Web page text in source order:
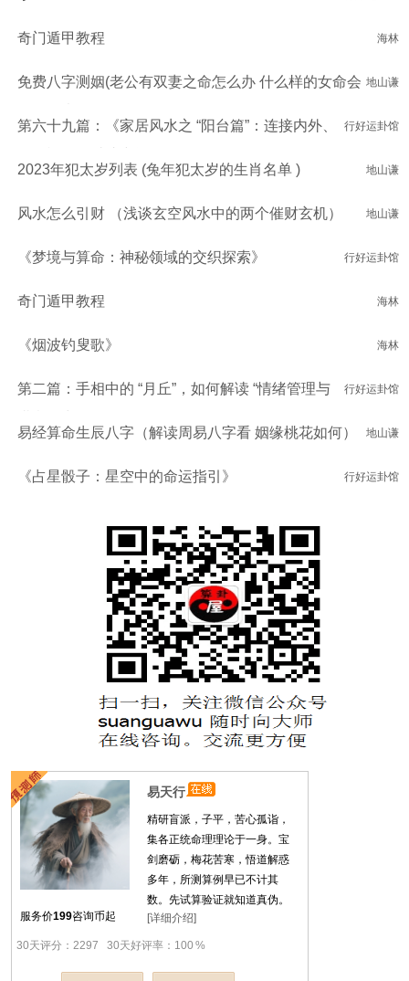
海林
奇门遁甲教程
地山谦
免费八字测姻(老公有双妻之命怎么办 什么样的女命会
行好运卦馆
第六十九篇：《家居风水之 “阳台篇”：连接内外、
地山谦
2023年犯太岁列表 (兔年犯太岁的生肖名单 )
地山谦
风水怎么引财 （浅谈玄空风水中的两个催财玄机）
行好运卦馆
《梦境与算命：神秘领域的交织探索》
海林
奇门遁甲教程
海林
《烟波钓叟歌》
行好运卦馆
第二篇：手相中的 “月丘”，如何解读 “情绪管理与
地山谦
易经算命生辰八字（解读周易八字看 姻缘桃花如何）
行好运卦馆
《占星骰子：星空中的命运指引》